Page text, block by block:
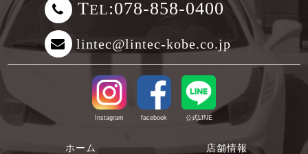
TEL:078-858-0400
lintec@lintec-kobe.co.jp
Instagram facebook 公式LINE
ホーム 店舗情報